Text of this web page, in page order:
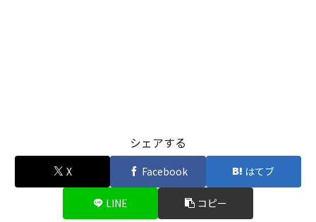
シェアする
X Facebook はてブ
LINE コピー